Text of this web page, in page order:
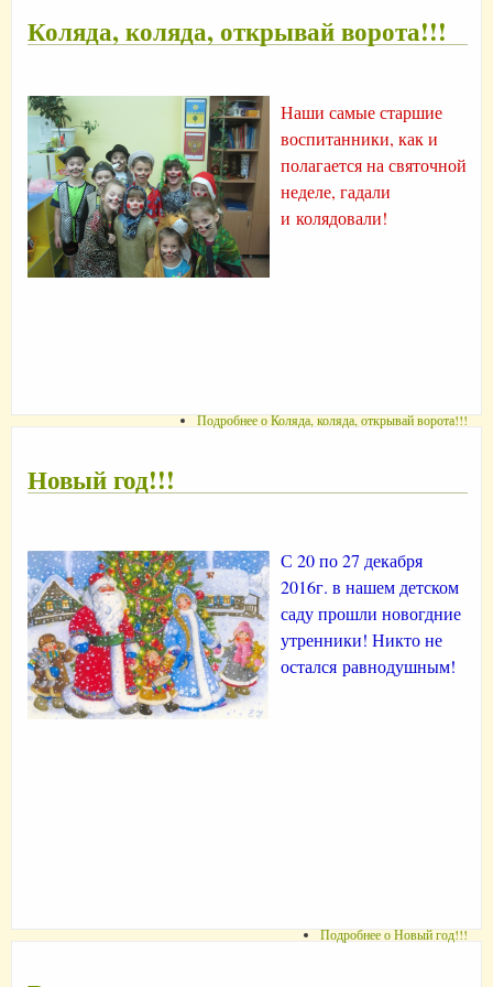
Коляда, коляда, открывай ворота!!!
Наши самые старшие
воспитанники, как и
полагается на святочной
неделе, гадали
и колядовали!
Подробнеео Коляда, коляда, открывай ворота!!!
Новый год!!!
С 20 по 27 декабря
2016г. в нашем детском
саду прошли новогдние
утренники! Никто не
остался равнодушным!
Подробнеео Новый год!!!